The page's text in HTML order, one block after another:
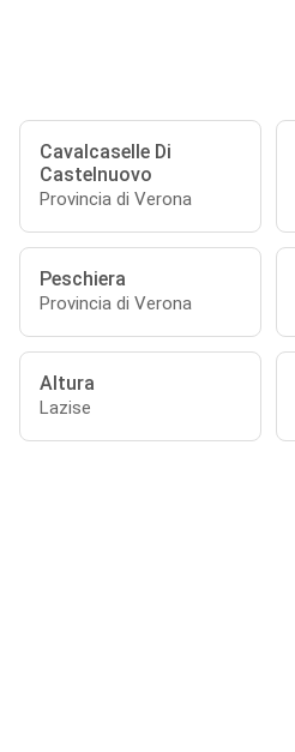
Cavalcaselle Di
Castelnuovo
Provincia di Verona
Peschiera
Provincia di Verona
Altura
Lazise